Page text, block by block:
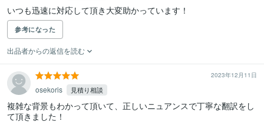
いつも迅速に対応して頂き大変助かっています！
参考になった
出品者からの返信を読む
2023年12月11日
osekoris 見積り相談
複雑な背景もわかって頂いて、正しいニュアンスで丁寧な翻訳をし
て頂きました！